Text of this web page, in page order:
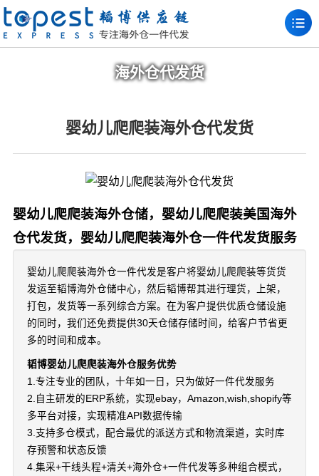
海外仓代发货
婴幼儿爬爬装海外仓代发货
婴幼儿爬爬装海外仓储，婴幼儿爬爬装美国海外
仓代发货，婴幼儿爬爬装海外仓一件代发货服务
婴幼儿爬爬装海外仓一件代发是客户将婴幼儿爬爬装等货货
发运至韬博海外仓储中心，然后韬博帮其进行理货，上架，
打包，发货等一系列综合方案。在为客户提供优质仓储设施
的同时，我们还免费提供30天仓储存储时间，给客户节省更
多的时间和成本。
韬博婴幼儿爬爬装海外仓服务优势
1.专注专业的团队，十年如一日，只为做好一件代发服务
2.自主研发的ERP系统，实现ebay，Amazon,wish,shopify等
多平台对接，实现精准API数据传输
3.支持多仓模式，配合最优的派送方式和物流渠道，实时库
存预警和状态反馈
4.集采+干线头程+清关+海外仓+一件代发等多种组合模式，